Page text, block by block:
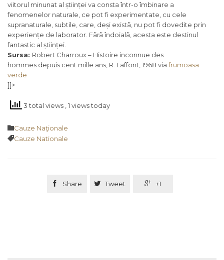
viitorul minunat al științei va consta într-o îmbinare a
fenomenelor naturale, ce pot fi experimentate, cu cele
supranaturale, subtile, care, deși existã, nu pot fi dovedite prin
experiențe de laborator. Fãrã îndoialã, acesta este destinul
fantastic al științei.
Sursa: Robert Charroux – Histoire inconnue des
hommes depuis cent mille ans , R. Laffont, 1968 viafrumoasa
verde
]]>
3 total views , 1 views today
Category
Cauze Naţionale
Tags
Cauze Nationale
 Share  Tweet  +1